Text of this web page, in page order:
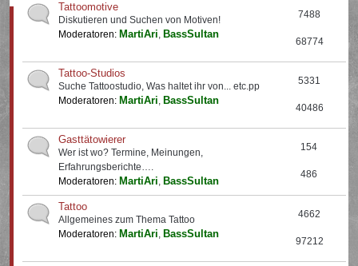
Tattoomotive
Diskutieren und Suchen von Motiven!
Moderatoren: MartiAri, BassSultan
7488
68774
Tattoo-Studios
Suche Tattoostudio, Was haltet ihr von... etc.pp
Moderatoren: MartiAri, BassSultan
5331
40486
Gasttätowierer
Wer ist wo? Termine, Meinungen,
Erfahrungsberichte….
Moderatoren: MartiAri, BassSultan
154
486
Tattoo
Allgemeines zum Thema Tattoo
Moderatoren: MartiAri, BassSultan
4662
97212